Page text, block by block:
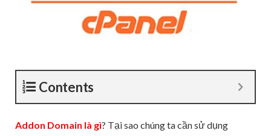
Contents
Addon Domain là gì? Tại sao chúng ta cần sử dụng